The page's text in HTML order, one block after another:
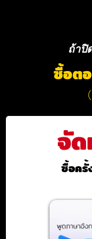
ถ้าปิ
ซื้อต
จั
ซื้อครั้